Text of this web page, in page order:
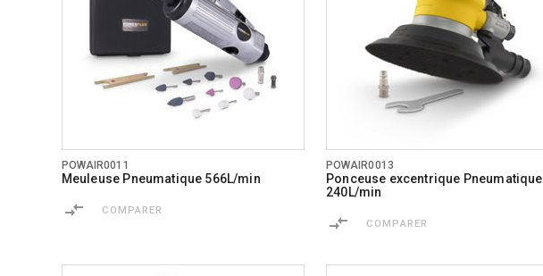
POWAIR0011
Meuleuse Pneumatique 566L/min
COMPARER
POWAIR0013
Ponceuse excentrique Pneumatique
240L/min
COMPARER